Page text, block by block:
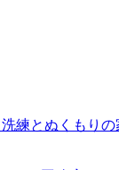
練とぬくもりの